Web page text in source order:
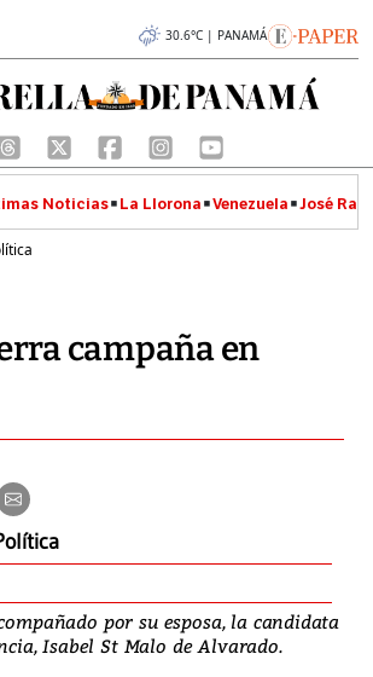
30.6°C | PANAMÁ
Noticias La Llorona Venezuela José
campaña en
por su esposa, la candidata
Isabel St Malo de Alvarado.